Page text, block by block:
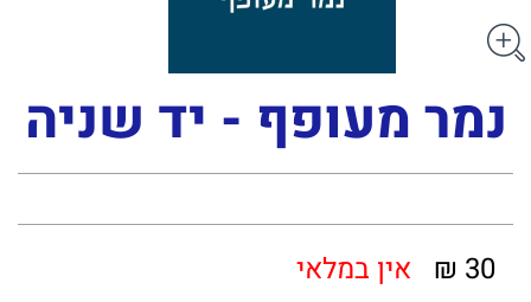
נמר מעופף - יד שניה
30 ₪ אין במלאי